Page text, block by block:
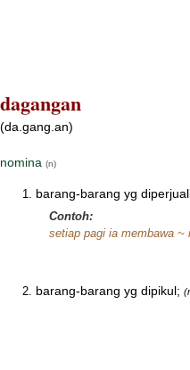
dagangan
(da.gang.an)
nomina (n)
barang-barang yg
Contoh:
setiap pagi ia membawa ~
barang-barang yg dipikul;